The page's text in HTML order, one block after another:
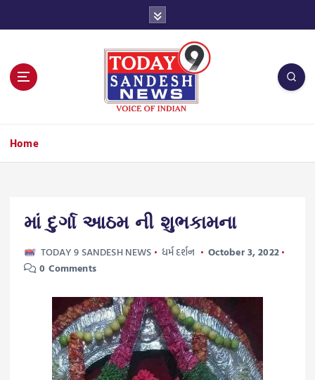
Home
માં દુર્ગા આઠમ ની શુભકામના
TODAY 9 SANDESH NEWS ધર્મ દર્શન
October 3, 2022
0 Comments